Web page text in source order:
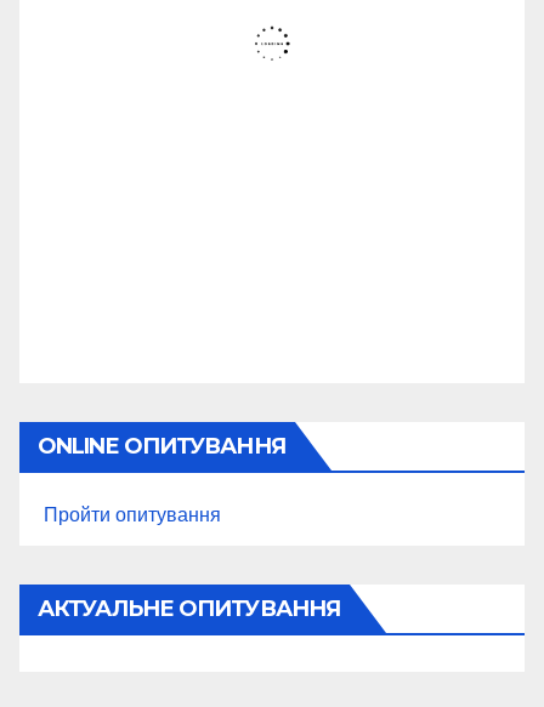
ONLINE ОПИТУВАННЯ
Пройти опитування
АКТУАЛЬНЕ ОПИТУВАННЯ